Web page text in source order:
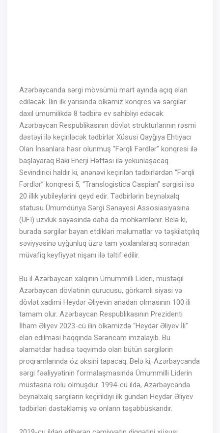
Azərbaycanda sərgi mövsümü mart ayında açıq elan
ediləcək. İlin ilk yarısında ölkəmiz konqres və sərgilər
daxil ümumilikdə 8 tədbirə ev sahibliyi edəcək.
Azərbaycan Respublikasının dövlət strukturlarının rəsmi
dəstəyi ilə keçiriləcək tədbirlər Xüsusi Qayğıya Ehtiyacı
Olan İnsanlara həsr olunmuş “Fərqli Fərdlər” konqresi ilə
başlayaraq Bakı Enerji Həftəsi ilə yekunlaşacaq.
Sevindirici haldır ki, ənənəvi keçirilən tədbirlərdən “Fərqli
Fərdlər” konqresi 5, “Translogistica Caspian” sərgisi isə
20 illik yubileylərini qeyd edir. Tədbirlərin beynəlxalq
statusu Ümumdünya Sərgi Sənayesi Assosiasiyasına
(UFI) üzvlük sayəsində daha da möhkəmlənir. Belə ki,
burada sərgilər bəyan etdikləri məlumatlar və təşkilatçılıq
səviyyəsinə uyğunluq üzrə tam yoxlanılaraq sonradan
müvafiq keyfiyyət nişanı ilə təltif edilir.
Bu il Azərbaycan xalqının Ümummilli Lideri, müstəqil
Azərbaycan dövlətinin qurucusu, görkəmli siyasi və
dövlət xadimi Heydər Əliyevin anadan olmasının 100 ili
tamam olur. Azərbaycan Respublikasının Prezidenti
İlham Əliyev 2023-cü ilin ölkəmizdə “Heydər Əliyev İli”
elan edilməsi haqqında Sərəncam imzalayıb. Bu
əlamətdar hadisə təqvimdə olan bütün sərgilərin
proqramlarında öz əksini tapacaq. Belə ki, Azərbaycanda
sərgi fəaliyyətinin formalaşmasında Ümummilli Liderin
müstəsna rolu olmuşdur. 1994-cü ildə, Azərbaycanda
beynəlxalq sərgilərin keçirildiyi ilk gündən Heydər Əliyev
tədbirləri dəstəkləmiş və onların təşəbbüskarıdır.